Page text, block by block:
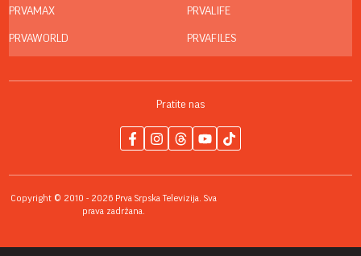
PRVAMAX
PRVAWORLD
PRVALIFE
PRVAFILES
Pratite nas
Copyright © 2010 - 2026 Prva Srpska Televizija. Sva
prava zadržana.